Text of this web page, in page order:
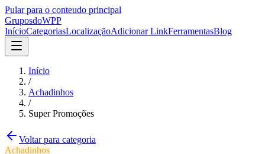
Pular para o conteudo principal
GruposdoWPP
InícioCategoriasLocalizaçãoAdicionar LinkFerramentasBlog
Início
/
Achadinhos
/
Super Promoções
Voltar para categoria
Achadinhos